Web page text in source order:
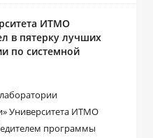
ИТМО
в пятерку лучших
по системной
Университета ИТМО
программы